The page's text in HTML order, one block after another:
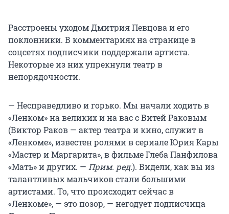
Расстроены уходом Дмитрия Певцова и его
поклонники. В комментариях на странице в
соцсетях подписчики поддержали артиста.
Некоторые из них упрекнули театр в
непорядочности.
— Несправедливо и горько. Мы начали ходить в
«Ленком» на великих и на вас с Витей Раковым
(Виктор Раков — актер театра и кино, служит в
«Ленкоме», известен ролями в сериале Юрия Кары
«Мастер и Маргарита», в фильме Глеба Панфилова
«Мать» и других. — Прим. ред.). Видели, как вы из
талантливых мальчиков стали большими
артистами. То, что происходит сейчас в
«Ленкоме», — это позор, — негодует подписчица